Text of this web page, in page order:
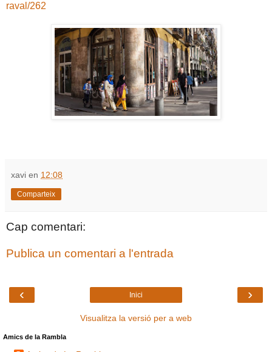
raval/262
xavi en 12:08
Comparteix
Cap comentari:
Publica un comentari a l'entrada
‹ ›
Inici
Visualitza la versió per a web
Amics de la Rambla